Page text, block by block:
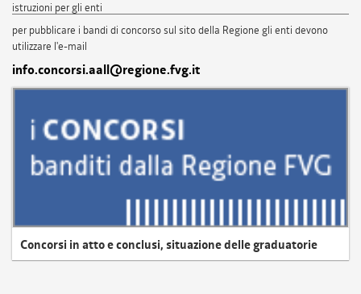
istruzioni per gli enti
per pubblicare i bandi di concorso sul sito della Regione gli enti devono
utilizzare l'e-mail
info.concorsi.aall@regione.fvg.it
Concorsi in atto e conclusi, situazione delle graduatorie